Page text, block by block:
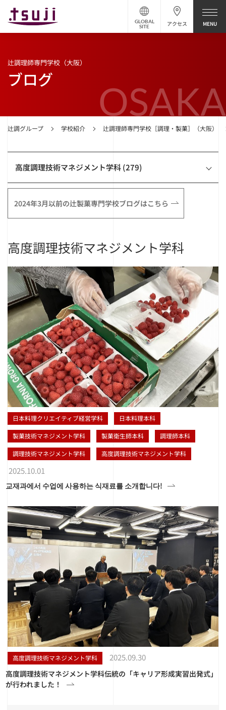
アクセス
GLOBAL
SITE
OSAKA
辻調グループ 学校紹介 辻調理師専門学校［調理・製菓］（大阪）
辻調理師専門学校（大阪）
ブログ
高度調理技術マネジメント学科 (279)
2024年3月以前の辻製菓専門学校ブログはこちら
高度調理技術マネジメント学科
日本料理クリエイティブ経営学科 日本料理本科
製菓技術マネジメント学科 製菓衛生師本科 調理師本科
調理技術マネジメント学科 高度調理技術マネジメント学科
2025.10.01
교재과에서 수업에 사용하는 식재료를 소개합니다!
高度調理技術マネジメント学科 2025.09.30
高度調理技術マネジメント学科伝統の「キャリア形成実習出発式」
が行われました！